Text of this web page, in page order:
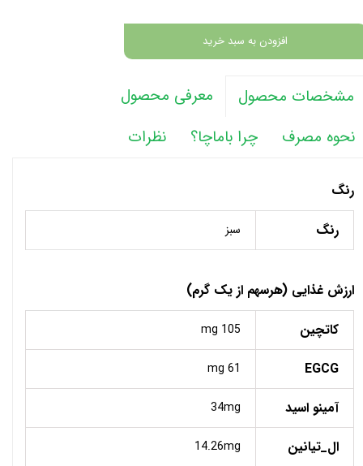
افزودن به سبد خرید
مشخصات محصول
معرفی محصول
نحوه مصرف
چرا باماچا؟ نظرات
رنگ
رنگ
سبز
ارزش غذایی (هرسهم از یک گرم)
کاتچین
105 mg
EGCG
61 mg
آمینو اسید 34mg
ال_تیانین 14.26mg